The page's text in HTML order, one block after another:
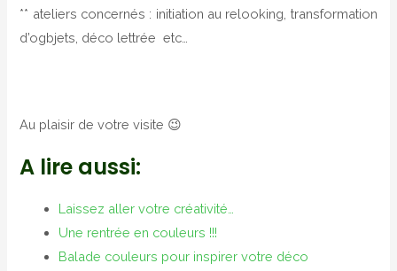
** ateliers concernés : initiation au relooking, transformation
d’ogbjets, déco lettrée etc…
Au plaisir de votre visite 😉
A lire aussi:
Laissez aller votre créativité…
Une rentrée en couleurs !!!
Balade couleurs pour inspirer votre déco